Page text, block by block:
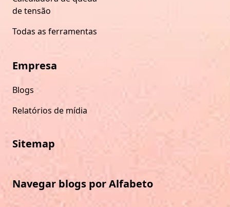
de tensão
Todas as ferramentas
Empresa
Blogs
Relatórios de mídia
Sitemap
Navegar blogs por Alfabeto